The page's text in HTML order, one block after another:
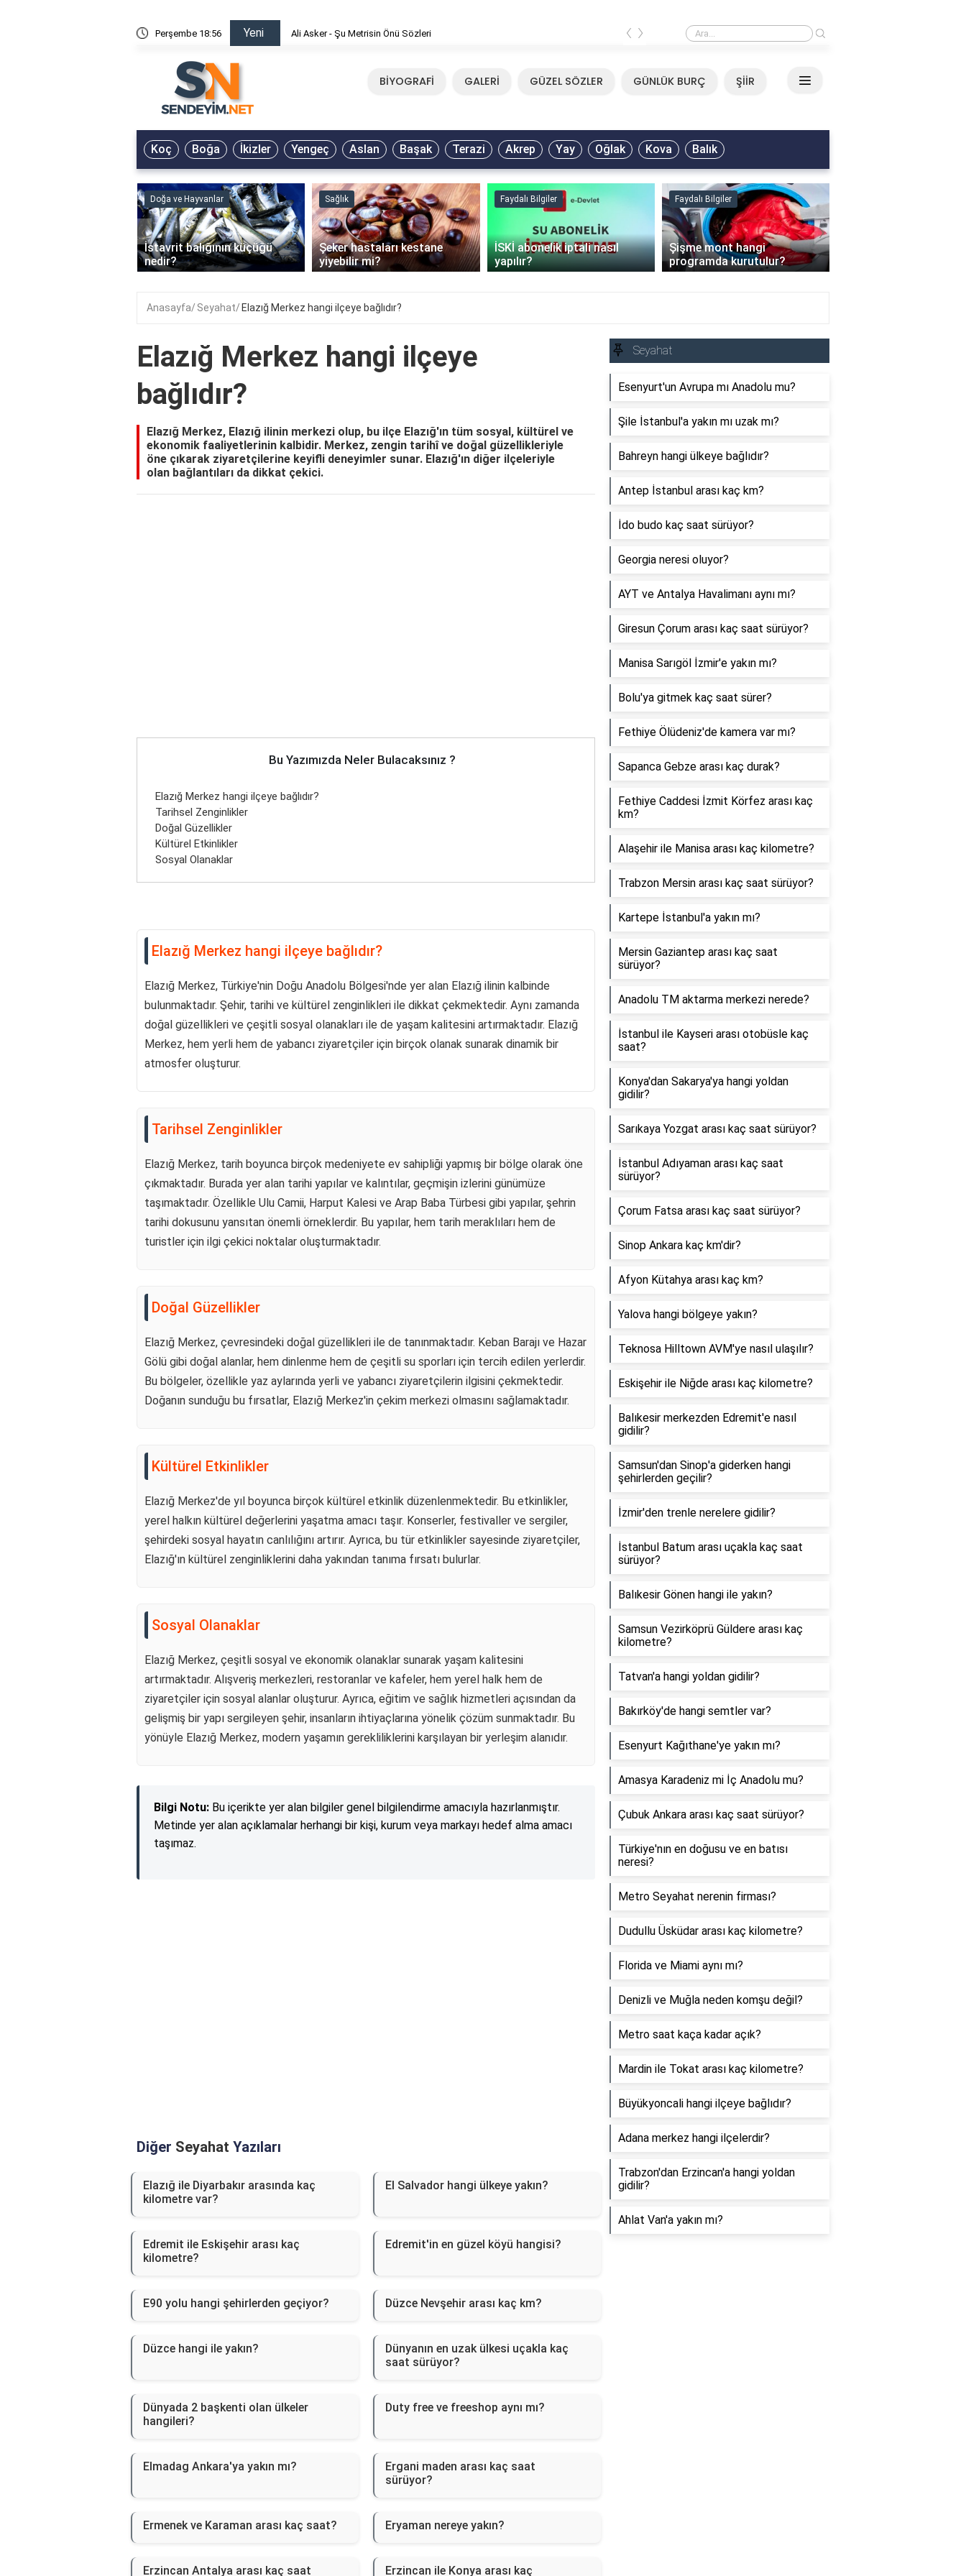
Perşembe 18:56 Yeni Ali Asker - Şu Metrisin Önü Sözleri Mirkelam - Tavla Sözleri
‹ ›
BİYOGRAFİ GALERİ GÜZEL SÖZLER GÜNLÜK BURÇ ŞİİR
Koç Boğa İkizler Yengeç Aslan Başak Terazi Akrep Yay Oğlak Kova Balık
Doğa ve Hayvanlar
İstavrit balığının küçüğü
nedir?
Sağlık
Şeker hastaları kestane
yiyebilir mi?
Faydalı Bilgiler
İSKİ abonelik iptali nasıl
yapılır?
Faydalı Bilgiler
Şişme mont hangi
programda kurutulur?
‹ ›
Anasayfa Seyahat Elazığ Merkez hangi ilçeye bağlıdır?
Elazığ Merkez hangi ilçeye
bağlıdır?
Elazığ Merkez, Elazığ ilinin merkezi olup, bu ilçe Elazığ'ın tüm sosyal, kültürel ve
ekonomik faaliyetlerinin kalbidir. Merkez, zengin tarihî ve doğal güzellikleriyle
öne çıkarak ziyaretçilerine keyifli deneyimler sunar. Elazığ'ın diğer ilçeleriyle
olan bağlantıları da dikkat çekici.
Bu Yazımızda Neler Bulacaksınız ?
Elazığ Merkez hangi ilçeye bağlıdır?
Tarihsel Zenginlikler
Doğal Güzellikler
Kültürel Etkinlikler
Sosyal Olanaklar
Elazığ Merkez hangi ilçeye bağlıdır?
Elazığ Merkez, Türkiye'nin Doğu Anadolu Bölgesi'nde yer alan Elazığ ilinin kalbinde
bulunmaktadır. Şehir, tarihi ve kültürel zenginlikleri ile dikkat çekmektedir. Aynı zamanda
doğal güzellikleri ve çeşitli sosyal olanakları ile de yaşam kalitesini artırmaktadır. Elazığ
Merkez, hem yerli hem de yabancı ziyaretçiler için birçok olanak sunarak dinamik bir
atmosfer oluşturur.
Tarihsel Zenginlikler
Elazığ Merkez, tarih boyunca birçok medeniyete ev sahipliği yapmış bir bölge olarak öne
çıkmaktadır. Burada yer alan tarihi yapılar ve kalıntılar, geçmişin izlerini günümüze
taşımaktadır. Özellikle Ulu Camii, Harput Kalesi ve Arap Baba Türbesi gibi yapılar, şehrin
tarihi dokusunu yansıtan önemli örneklerdir. Bu yapılar, hem tarih meraklıları hem de
turistler için ilgi çekici noktalar oluşturmaktadır.
Doğal Güzellikler
Elazığ Merkez, çevresindeki doğal güzellikleri ile de tanınmaktadır. Keban Barajı ve Hazar
Gölü gibi doğal alanlar, hem dinlenme hem de çeşitli su sporları için tercih edilen yerlerdir.
Bu bölgeler, özellikle yaz aylarında yerli ve yabancı ziyaretçilerin ilgisini çekmektedir.
Doğanın sunduğu bu fırsatlar, Elazığ Merkez'in çekim merkezi olmasını sağlamaktadır.
Kültürel Etkinlikler
Elazığ Merkez'de yıl boyunca birçok kültürel etkinlik düzenlenmektedir. Bu etkinlikler,
yerel halkın kültürel değerlerini yaşatma amacı taşır. Konserler, festivaller ve sergiler,
şehirdeki sosyal hayatın canlılığını artırır. Ayrıca, bu tür etkinlikler sayesinde ziyaretçiler,
Elazığ'ın kültürel zenginliklerini daha yakından tanıma fırsatı bulurlar.
Sosyal Olanaklar
Elazığ Merkez, çeşitli sosyal ve ekonomik olanaklar sunarak yaşam kalitesini
artırmaktadır. Alışveriş merkezleri, restoranlar ve kafeler, hem yerel halk hem de
ziyaretçiler için sosyal alanlar oluşturur. Ayrıca, eğitim ve sağlık hizmetleri açısından da
gelişmiş bir yapı sergileyen şehir, insanların ihtiyaçlarına yönelik çözüm sunmaktadır. Bu
yönüyle Elazığ Merkez, modern yaşamın gerekliliklerini karşılayan bir yerleşim alanıdır.
Bilgi Notu: Bu içerikte yer alan bilgiler genel bilgilendirme amacıyla hazırlanmıştır.
Metinde yer alan açıklamalar herhangi bir kişi, kurum veya markayı hedef alma amacı
taşımaz.
Diğer Seyahat Yazıları
Elazığ ile Diyarbakır arasında kaç
kilometre var?
El Salvador hangi ülkeye yakın?
Edremit ile Eskişehir arası kaç
kilometre?
Edremit'in en güzel köyü hangisi?
E90 yolu hangi şehirlerden geçiyor? Düzce Nevşehir arası kaç km?
Düzce hangi ile yakın?
Dünyanın en uzak ülkesi uçakla kaç
saat sürüyor?
Dünyada 2 başkenti olan ülkeler
hangileri?
Duty free ve freeshop aynı mı?
Elmadag Ankara'ya yakın mı?
Ergani maden arası kaç saat
sürüyor?
Ermenek ve Karaman arası kaç saat? Eryaman nereye yakın?
Erzincan Antalya arası kaç saat Erzincan ile Konya arası kaç
Seyahat
Esenyurt'un Avrupa mı Anadolu mu?
Şile İstanbul'a yakın mı uzak mı?
Bahreyn hangi ülkeye bağlıdır?
Antep İstanbul arası kaç km?
İdo budo kaç saat sürüyor?
Georgia neresi oluyor?
AYT ve Antalya Havalimanı aynı mı?
Giresun Çorum arası kaç saat sürüyor?
Manisa Sarıgöl İzmir'e yakın mı?
Bolu'ya gitmek kaç saat sürer?
Fethiye Ölüdeniz'de kamera var mı?
Sapanca Gebze arası kaç durak?
Fethiye Caddesi İzmit Körfez arası kaç
km?
Alaşehir ile Manisa arası kaç kilometre?
Trabzon Mersin arası kaç saat sürüyor?
Kartepe İstanbul'a yakın mı?
Mersin Gaziantep arası kaç saat
sürüyor?
Anadolu TM aktarma merkezi nerede?
İstanbul ile Kayseri arası otobüsle kaç
saat?
Konya'dan Sakarya'ya hangi yoldan
gidilir?
Sarıkaya Yozgat arası kaç saat sürüyor?
İstanbul Adıyaman arası kaç saat
sürüyor?
Çorum Fatsa arası kaç saat sürüyor?
Sinop Ankara kaç km'dir?
Afyon Kütahya arası kaç km?
Yalova hangi bölgeye yakın?
Teknosa Hilltown AVM'ye nasıl ulaşılır?
Eskişehir ile Niğde arası kaç kilometre?
Balıkesir merkezden Edremit'e nasıl
gidilir?
Samsun'dan Sinop'a giderken hangi
şehirlerden geçilir?
İzmir'den trenle nerelere gidilir?
İstanbul Batum arası uçakla kaç saat
sürüyor?
Balıkesir Gönen hangi ile yakın?
Samsun Vezirköprü Güldere arası kaç
kilometre?
Tatvan'a hangi yoldan gidilir?
Bakırköy'de hangi semtler var?
Esenyurt Kağıthane'ye yakın mı?
Amasya Karadeniz mi İç Anadolu mu?
Çubuk Ankara arası kaç saat sürüyor?
Türkiye'nın en doğusu ve en batısı
neresi?
Metro Seyahat nerenin firması?
Dudullu Üsküdar arası kaç kilometre?
Florida ve Miami aynı mı?
Denizli ve Muğla neden komşu değil?
Metro saat kaça kadar açık?
Mardin ile Tokat arası kaç kilometre?
Büyükyoncali hangi ilçeye bağlıdır?
Adana merkez hangi ilçelerdir?
Trabzon'dan Erzincan'a hangi yoldan
gidilir?
Ahlat Van'a yakın mı?